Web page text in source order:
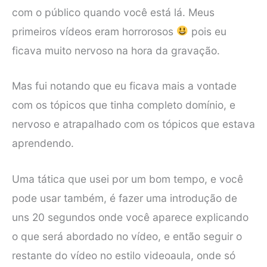
com o público quando você está lá. Meus
primeiros vídeos eram horrorosos
pois eu
ficava muito nervoso na hora da gravação.
Mas fui notando que eu ficava mais a vontade
com os tópicos que tinha completo domínio, e
nervoso e atrapalhado com os tópicos que estava
aprendendo.
Uma tática que usei por um bom tempo, e você
pode usar também, é fazer uma introdução de
uns 20 segundos onde você aparece explicando
o que será abordado no vídeo, e então seguir o
restante do vídeo no estilo videoaula, onde só